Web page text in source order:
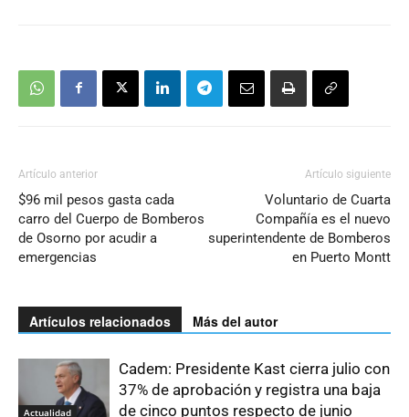
Artículo anterior
$96 mil pesos gasta cada
carro del Cuerpo de Bomberos
de Osorno por acudir a
emergencias
Artículo siguiente
Voluntario de Cuarta
Compañía es el nuevo
superintendente de Bomberos
en Puerto Montt
Artículos relacionados Más del autor
Actualidad
Cadem: Presidente Kast cierra julio con
37% de aprobación y registra una baja
de cinco puntos respecto de junio